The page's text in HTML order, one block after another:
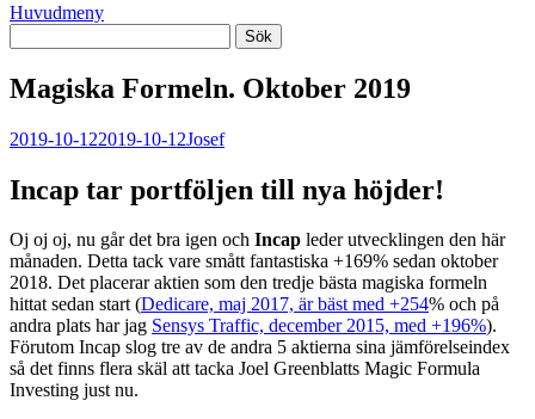
Huvudmeny
Magiska Formeln. Oktober 2019
2019-10-122019-10-12Josef
Incap tar portföljen till nya höjder!
Oj oj oj, nu går det bra igen och Incap leder utvecklingen den här
månaden. Detta tack vare smått fantastiska +169% sedan oktober
2018. Det placerar aktien som den tredje bästa magiska formeln
hittat sedan start (Dedicare, maj 2017, är bäst med +254% och på
andra plats har jag Sensys Traffic, december 2015, med +196%).
Förutom Incap slog tre av de andra 5 aktierna sina jämförelseindex
så det finns flera skäl att tacka Joel Greenblatts Magic Formula
Investing just nu.